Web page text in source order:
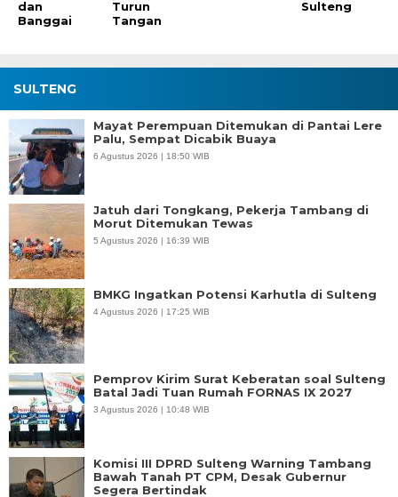
dan
Banggai
Turun
Tangan
Sulteng
SULTENG
Mayat Perempuan Ditemukan di Pantai Lere
Palu, Sempat Dicabik Buaya
6 Agustus 2026 | 18:50 WIB
Jatuh dari Tongkang, Pekerja Tambang di
Morut Ditemukan Tewas
5 Agustus 2026 | 16:39 WIB
BMKG Ingatkan Potensi Karhutla di Sulteng
4 Agustus 2026 | 17:25 WIB
Pemprov Kirim Surat Keberatan soal Sulteng
Batal Jadi Tuan Rumah FORNAS IX 2027
3 Agustus 2026 | 10:48 WIB
Komisi III DPRD Sulteng Warning Tambang
Bawah Tanah PT CPM, Desak Gubernur
Segera Bertindak